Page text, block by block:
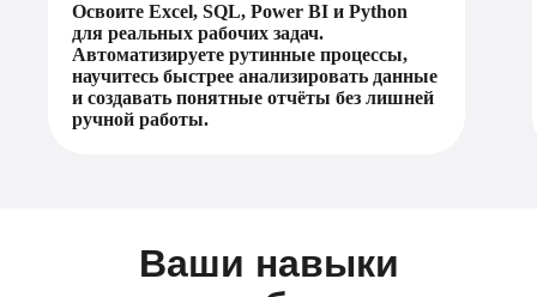
Освоите Excel, SQL, Power BI и Python
для реальных рабочих задач.
Автоматизируете рутинные процессы,
научитесь быстрее анализировать данные
и создавать понятные отчёты без лишней
ручной работы.
Ваши навыки